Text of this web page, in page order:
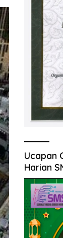
Ucapan
Harian